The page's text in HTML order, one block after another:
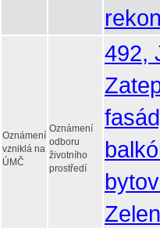
Oznámení
vzniklá na
ÚMČ
Oznámení
odboru
životního
prostředí
492,